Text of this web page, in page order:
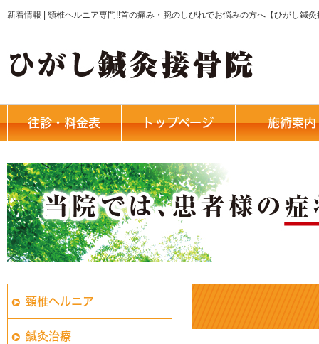
新着情報 | 頸椎ヘルニア専門!!首の痛み・腕のしびれでお悩みの方へ【ひがし鍼
往診・料金表 トップページ 施術案内
頸椎ヘルニア
鍼灸治療